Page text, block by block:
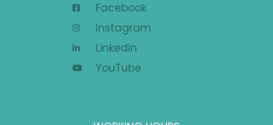
Facebook
Instagram
Linkedin
YouTube